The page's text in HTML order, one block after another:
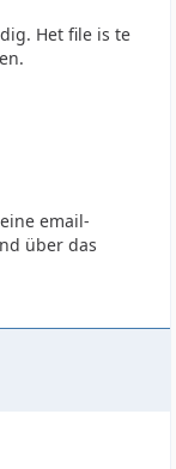
Het file is te
email-
über das